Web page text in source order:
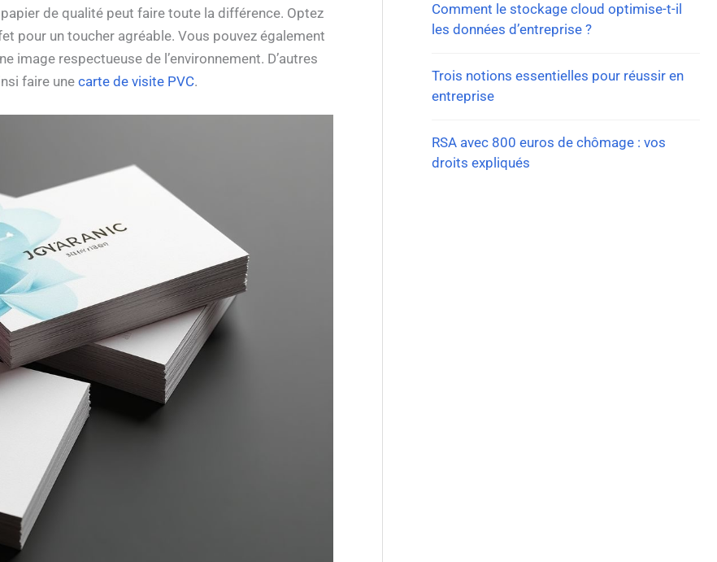
de qualité peut faire toute la différence. Optez
pour un toucher agréable. Vous pouvez également
image respectueuse de l’environnement. D’autres
faire une carte de visite PVC.
Comment le stockage cloud optimise-t-il
les données d’entreprise ?
Trois notions essentielles pour réussir en
entreprise
RSA avec 800 euros de chômage : vos
droits expliqués